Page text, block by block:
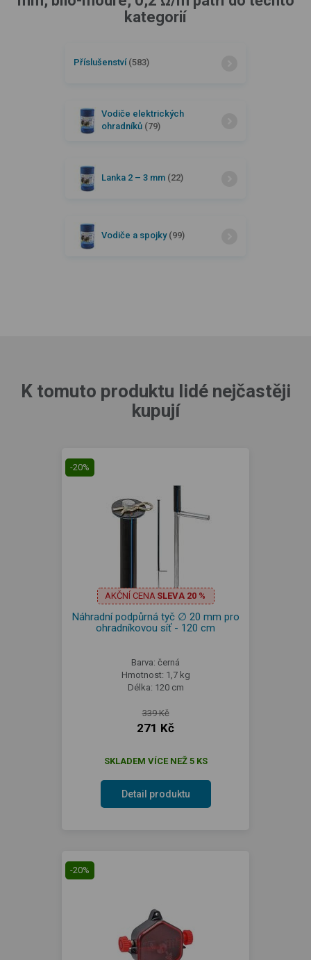
kategorií
Příslušenství (583)
Vodiče elektrických
ohradníků (79)
Lanka 2 –⁠ 3 mm (22)
Vodiče a spojky (99)
K tomuto produktu lidé nejčastěji
kupují
-20%
AKČNÍ CENA SLEVA 20 %
Náhradní podpůrná tyč ∅ 20 mm pro
ohradníkovou síť - 120 cm
Barva: černá
Hmotnost: 1,7 kg
Délka: 120 cm
339 Kč
271 Kč
SKLADEM VÍCE NEŽ 5 KS
Detail produktu
-20%